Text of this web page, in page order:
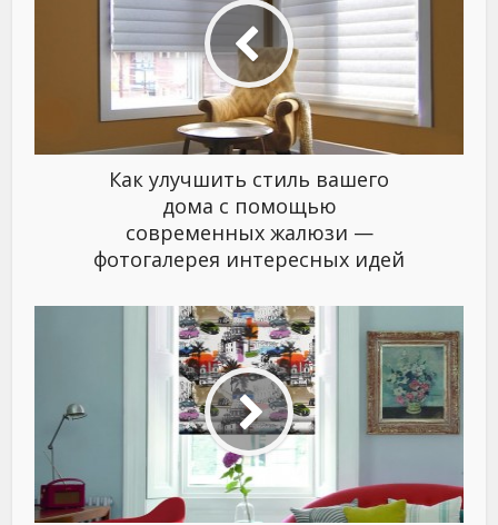
Как улучшить стиль вашего
дома с помощью
современных жалюзи —
фотогалерея интересных идей